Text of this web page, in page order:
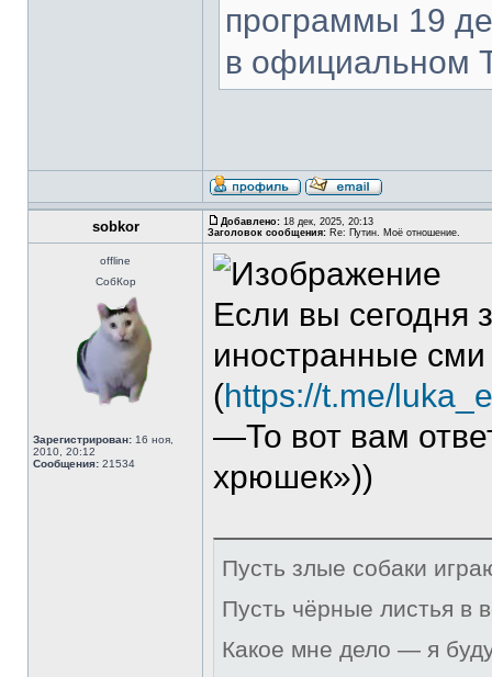
программы 19
в официальном
sobkor Добавлено: 18 дек, 2025, 20:13
Заголовок сообщения: Re: Путин. Моё отношение.
offline
СобКор
Зарегистрирован: 16 ноя,
2010, 20:12
Сообщения: 21534
Если вы сегодня
иностранные
(https://t.me/
—То вот вам
хрюшек»))
Пусть злые собаки
Пусть чёрные листья в
Какое мне дело — я